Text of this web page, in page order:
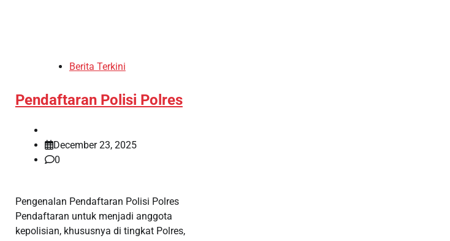
Berita Terkini
Pendaftaran Polisi Polres
December 23, 2025
0
Pengenalan Pendaftaran Polisi Polres
Pendaftaran untuk menjadi anggota
kepolisian, khususnya di tingkat Polres,